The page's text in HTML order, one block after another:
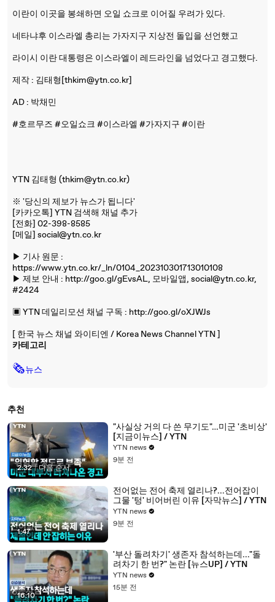
이란이 이곳을 봉쇄하면 오일 쇼크로 이어질 우려가 있다.
네타냐후 이스라엘 총리는 가자지구 지상전 돌입을 선언했고
라이시 이란 대통령은 이스라엘이 레드라인을 넘었다고 경고했다.
제작 : 김태형[thkim@ytn.co.kr]
AD : 박채민
#호르무즈 #오일쇼크 #이스라엘 #가자지구 #이란
YTN 김태형 (thkim@ytn.co.kr)
※ '당신의 제보가 뉴스가 됩니다'
[카카오톡] YTN 검색해 채널 추가
[전화] 02-398-8585
[메일] social@ytn.co.kr
▶ 기사 원문 :
https://www.ytn.co.kr/_ln/0104_202310301713010108
▶ 제보 안내 : http://goo.gl/gEvsAL, 모바일앱, social@ytn.co.kr,
#2424
▣ YTN 데일리모션 채널 구독 : http://goo.gl/oXJWJs
[ 한국 뉴스 채널 와이티엔 / Korea News Channel YTN ]
카테고리
🗞뉴스
추천
2:32 | 다음 순서
"사실상 거의 다 쓴 무기도"…미군 '초비상'
[지금이뉴스] / YTN
YTN news
9분 전
1:47
전어없는 전어 축제 열리나?...전어잡이
그물 '텅' 비어버린 이유 [자막뉴스] / YTN
YTN news
9분 전
16:10
'부산 돌려차기' 생존자 참석하는데..."돌
려차기 한 번?" 논란 [뉴스UP] / YTN
YTN news
15분 전